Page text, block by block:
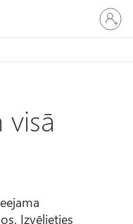
savā
kontā
Izvēlieties